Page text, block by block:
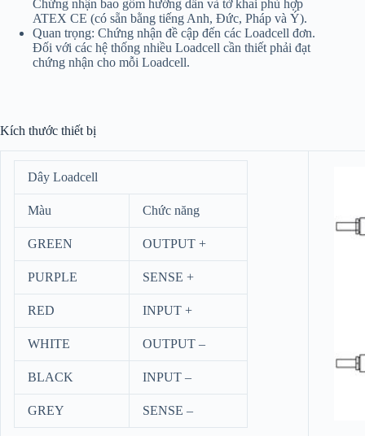
Chứng nhận bao gồm hướng dẫn và tờ khai phù hợp
ATEX CE (có sẵn bằng tiếng Anh, Đức, Pháp và Ý).
Quan trọng: Chứng nhận đề cập đến các Loadcell đơn.
Đối với các hệ thống nhiều Loadcell cần thiết phải đạt
chứng nhận cho mỗi Loadcell.
Kích thước thiết bị
Dây Loadcell
Màu Chức năng
GREEN OUTPUT +
PURPLE SENSE +
RED INPUT +
WHITE OUTPUT –
BLACK INPUT –
GREY SENSE –